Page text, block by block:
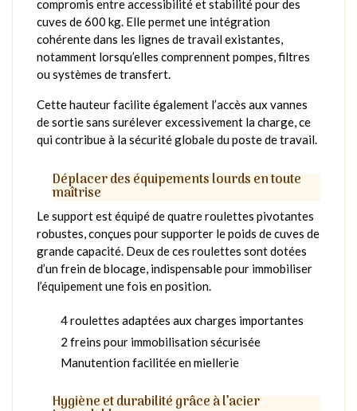
compromis entre accessibilité et stabilité pour des
cuves de 600 kg. Elle permet une intégration
cohérente dans les lignes de travail existantes,
notamment lorsqu’elles comprennent pompes, filtres
ou systèmes de transfert.
Cette hauteur facilite également l’accès aux vannes
de sortie sans surélever excessivement la charge, ce
qui contribue à la sécurité globale du poste de travail.
Déplacer des équipements lourds en toute
maîtrise
Le support est équipé de quatre roulettes pivotantes
robustes, conçues pour supporter le poids de cuves de
grande capacité. Deux de ces roulettes sont dotées
d’un frein de blocage, indispensable pour immobiliser
l’équipement une fois en position.
4 roulettes adaptées aux charges importantes
2 freins pour immobilisation sécurisée
Manutention facilitée en miellerie
Hygiène et durabilité grâce à l’acier